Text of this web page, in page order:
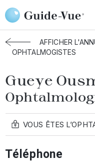
Aller au contenu principal
Accueil Annuaire des
AFFICHER
OPHTALMOGISTES
Gueye
VOUS ÊTES
Téléphone